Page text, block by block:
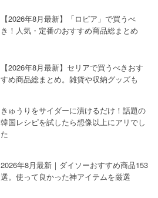
【2026年8月最新】「ロピア」で買うべ
き！人気・定番のおすすめ商品総まとめ
【2026年8月最新】セリアで買うべきおす
すめ商品総まとめ。雑貨や収納グッズも
きゅうりをサイダーに漬けるだけ！話題の
韓国レシピを試したら想像以上にアリでし
た
2026年8月最新｜ダイソーおすすめ商品153
選。使って良かった神アイテムを厳選